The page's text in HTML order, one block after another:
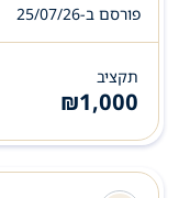
פורסם ב-25/07/26
תקציב
₪1,000